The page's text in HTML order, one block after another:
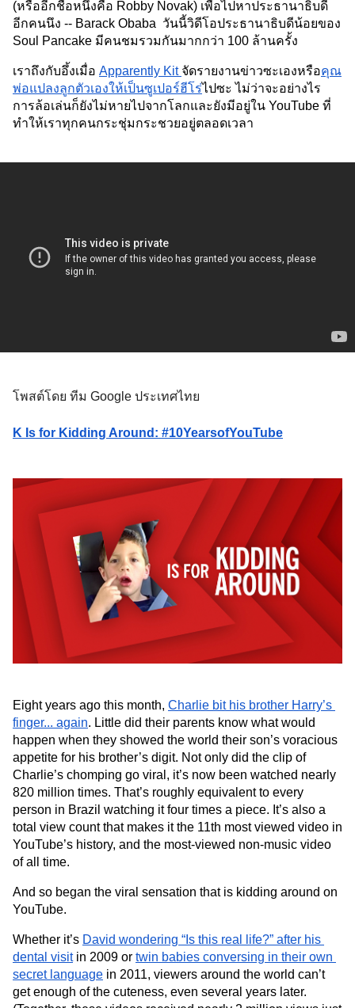
(หรืออีกชื่อหนึ่งคือ Robby Novak) เพื่อไปหาประธานาธิบดี
อีกคนนึง -- Barack Obaba  วันนี้วิดีโอประธานาธิบดีน้อยของ
Soul Pancake มีคนชมรวมกันมากกว่า 100 ล้านครั้ง
เราถึงกับอึ้งเมื่อ Apparently Kit จัดรายงานข่าวซะเองหรือคุณ
พ่อแปลงลูกตัวเองให้เป็นซูเปอร์ฮีโร่ไปซะ ไม่ว่าจะอย่างไร
การล้อเล่นก็ยังไม่หายไปจากโลกและยังมีอยู่ใน YouTube ที่
ทำให้เราทุกคนกระชุ่มกระชวยอยู่ตลอดเวลา
โพสต์โดย ทีม Google ประเทศไทย
K Is for Kidding Around: #10YearsofYouTube
Eight years ago this month, Charlie bit his brother Harry’s
finger... again. Little did their parents know what would
happen when they showed the world their son’s voracious
appetite for his brother’s digit. Not only did the clip of
Charlie’s chomping go viral, it’s now been watched nearly
820 million times. That’s roughly equivalent to every
person in Brazil watching it four times a piece. It’s also a
total view count that makes it the 11th most viewed video in
YouTube’s history, and the most-viewed non-music video
of all time.
And so began the viral sensation that is kidding around on
YouTube.
Whether it’s David wondering “Is this real life?” after his
dental visit in 2009 or twin babies conversing in their own
secret language in 2011, viewers around the world can’t
get enough of the cuteness, even several years later.